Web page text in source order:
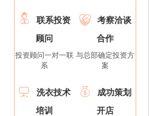

联系投资
顾问
投资顾问一对一联
系

考察洽谈
合作
与总部确定投资方
案

洗衣技术
培训

成功策划
开店